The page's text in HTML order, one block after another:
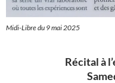
Midi-Libre du 9 mai 2025
Récital à